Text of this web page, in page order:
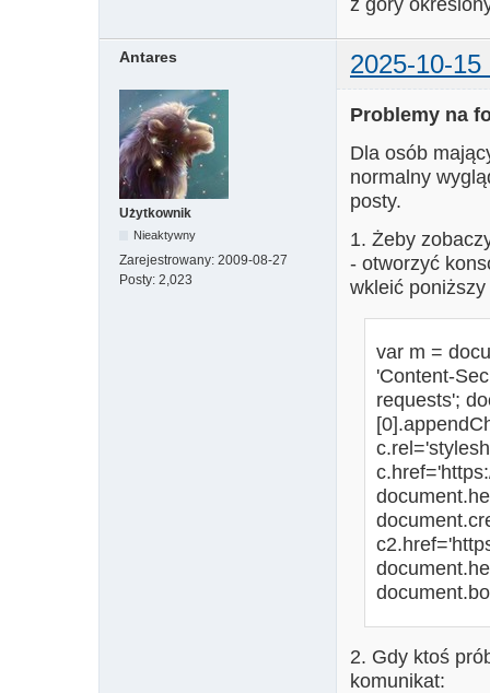
z góry
Antares 2025-10-15
Użytkownik
Nieaktywny
Zarejestrowany: 2009-08-27
Posty: 2,023
Problemy na
Dla osób
normalny
posty.
1. Żeby
- otworzyć
wkleić
var m =
'Content-
requests';
2. Gdy ktoś
komunikat: